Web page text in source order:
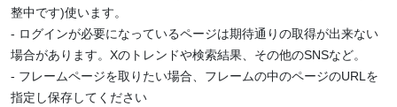
整中です)使います。
- ログインが必要になっているページは期待通りの取得が出来ない
場合があります。Xのトレンドや検索結果、その他のSNSなど。
- フレームページを取りたい場合、フレームの中のページのURLを
指定し保存してください